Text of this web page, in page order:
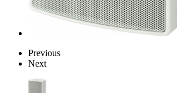
Previous
Next